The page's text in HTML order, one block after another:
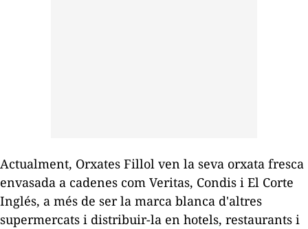
Actualment, Orxates Fillol ven la seva orxata fresca
envasada a cadenes com Veritas, Condis i El Corte
Inglés, a més de ser la marca blanca d'altres
supermercats i distribuir-la en hotels, restaurants i